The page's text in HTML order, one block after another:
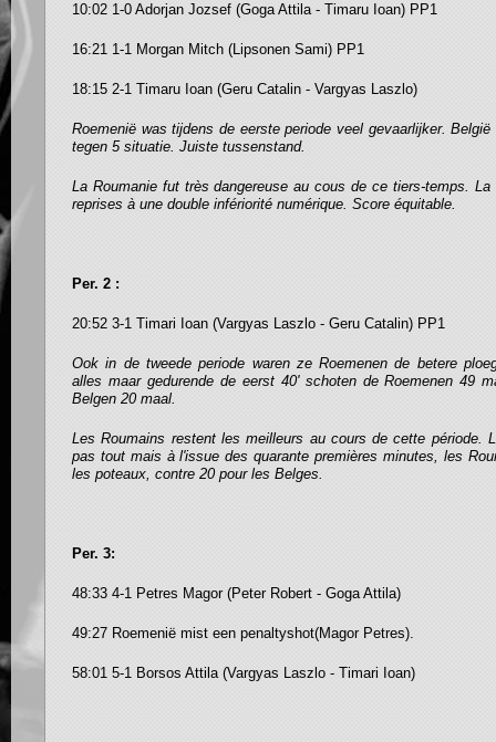
10:02 1-0 Adorjan Jozsef (Goga Attila - Timaru Ioan) PP1
16:21 1-1 Morgan Mitch (Lipsonen Sami) PP1
18:15 2-1 Timaru Ioan (Geru Catalin - Vargyas Laszlo)
Roemenië was tijdens de eerste periode veel gevaarlijker.
tegen 5 situatie. Juiste tussenstand.
La Roumanie fut très dangereuse au cous de ce tiers-temps.
reprises à une double infériorité numérique. Score équitable.
Per. 2 :
20:52 3-1 Timari Ioan (Vargyas Laszlo - Geru Catalin) PP1
Ook in de tweede periode waren ze Roemenen de betere
alles maar gedurende de eerst 40' schoten de Roemenen 49
Belgen 20 maal.
Les Roumains restent les meilleurs au cours de cette période.
pas tout mais à l'issue des quarante premières minutes, les
les poteaux, contre 20 pour les Belges.
Per. 3:
48:33 4-1 Petres Magor (Peter Robert - Goga Attila)
49:27 Roemenië mist een penaltyshot(Magor Petres).
58:01 5-1 Borsos Attila (Vargyas Laszlo - Timari Ioan)